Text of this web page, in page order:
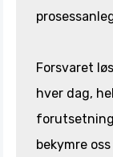
Forsvaret
hver dag,
bekymre